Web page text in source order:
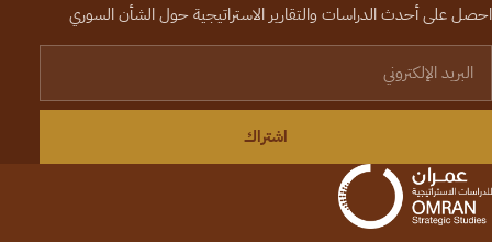
احصل على أحدث الدراسات والتقارير الاستراتيجية حول الشأن السوري
اشتراك